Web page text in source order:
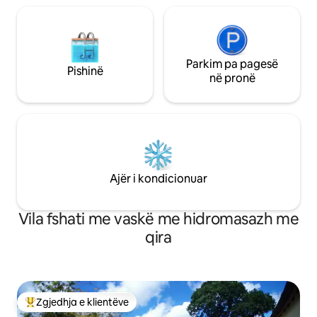
Pishinë
Parkim pa pagesë
në pronë
Ajër i kondicionuar
Vila fshati me vaskë me hidromasazh me
qira
Më të mirat e zgjedhjeve të klientëve
Zgjedhja e klientëve